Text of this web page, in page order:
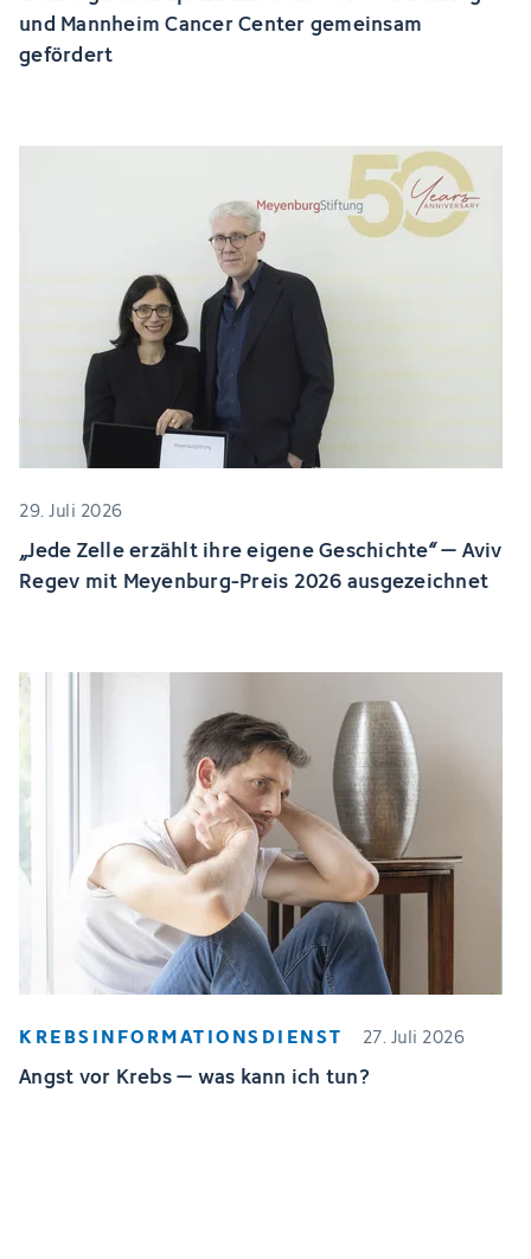
und Mannheim Cancer Center gemeinsam
gefördert
29. Juli 2026
„Jede Zelle erzählt ihre eigene Geschichte“ – Aviv
Regev mit Meyenburg-Preis 2026 ausgezeichnet
KREBSINFORMATIONSDIENST 27. Juli 2026
Angst vor Krebs – was kann ich tun?